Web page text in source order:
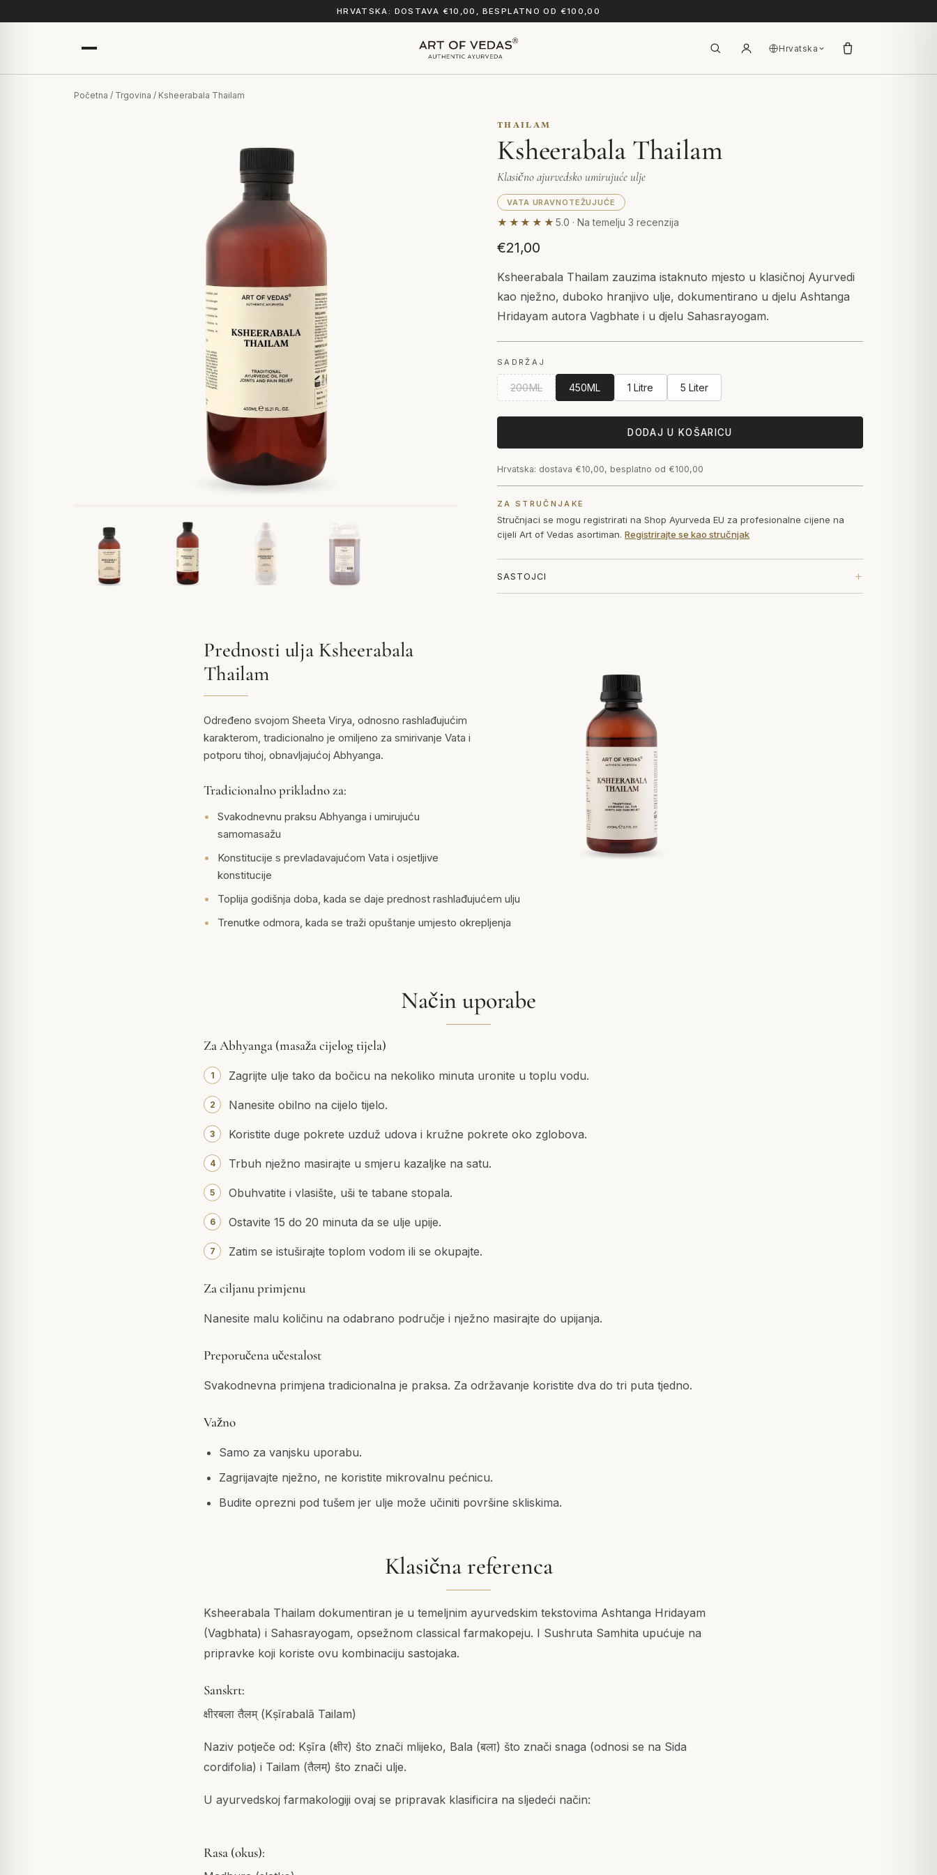
HRVATSKA: DOSTAVA €10,00, BESPLATNO OD €100,00
Hrvatska
Početna / Trgovina / Ksheerabala Thailam
THAILAM
Ksheerabala Thailam
Klasično ajurvedsko umirujuće ulje
VATA URAVNOTEŽUJUĆE
★★★★★ 5.0 · Na temelju 3 recenzija
€21,00
Ksheerabala Thailam zauzima istaknuto mjesto u klasičnoj Ayurvedi
kao nježno, duboko hranjivo ulje, dokumentirano u djelu Ashtanga
Hridayam autora Vagbhate i u djelu Sahasrayogam.
SADRŽAJ
200ML 450ML 1 Litre 5 Liter
DODAJ U KOŠARICU
Hrvatska: dostava €10,00, besplatno od €100,00
ZA STRUČNJAKE
Stručnjaci se mogu registrirati na Shop Ayurveda EU za profesionalne cijene na
cijeli Art of Vedas asortiman.Registrirajte se kao stručnjak
SASTOJCI
Prednosti ulja Ksheerabala
Thailam
Određeno svojom Sheeta Virya, odnosno rashlađujućim
karakterom, tradicionalno je omiljeno za smirivanje Vata i
potporu tihoj, obnavljajućoj Abhyanga.
Tradicionalno prikladno za:
Svakodnevnu praksu Abhyanga i umirujuću
samomasažu
Konstitucije s prevladavajućom Vata i osjetljive
konstitucije
Toplija godišnja doba, kada se daje prednost rashlađujućem ulju
Trenutke odmora, kada se traži opuštanje umjesto okrepljenja
Način uporabe
Za Abhyanga (masaža cijelog tijela)
Zagrijte ulje tako da bočicu na nekoliko minuta uronite u toplu vodu.
Nanesite obilno na cijelo tijelo.
Koristite duge pokrete uzduž udova i kružne pokrete oko zglobova.
Trbuh nježno masirajte u smjeru kazaljke na satu.
Obuhvatite i vlasište, uši te tabane stopala.
Ostavite 15 do 20 minuta da se ulje upije.
Zatim se istuširajte toplom vodom ili se okupajte.
Za ciljanu primjenu
Nanesite malu količinu na odabrano područje i nježno masirajte do upijanja.
Preporučena učestalost
Svakodnevna primjena tradicionalna je praksa. Za održavanje koristite dva do tri puta tjedno.
Važno
Samo za vanjsku uporabu.
Zagrijavajte nježno, ne koristite mikrovalnu pećnicu.
Budite oprezni pod tušem jer ulje može učiniti površine skliskima.
Klasična referenca
Ksheerabala Thailam dokumentiran je u temeljnim ayurvedskim tekstovima Ashtanga Hridayam
(Vagbhata) i Sahasrayogam, opsežnom classical farmakopeju. I Sushruta Samhita upućuje na
pripravke koji koriste ovu kombinaciju sastojaka.
Sanskrt:
क्षीरबला तैलम् (Kṣīrabalā Tailam)
Naziv potječe od: Kṣīra (क्षीर) što znači mlijeko, Bala (बला) što znači snaga (odnosi se na Sida
cordifolia) i Tailam (तैलम्) što znači ulje.
U ayurvedskoj farmakologiji ovaj se pripravak klasificira na sljedeći način:
Rasa (okus):